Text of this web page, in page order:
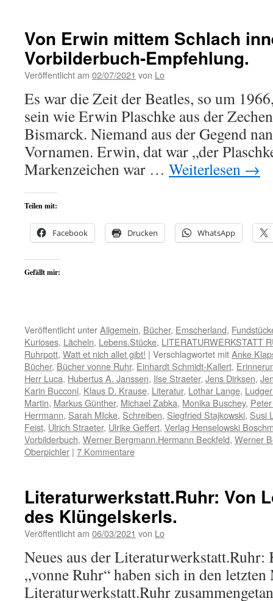
Von Erwin mittem Schlach
Vorbilderbuch-Empfehlung.
Veröffentlicht am 02/07/2021 von Lo
Es war die Zeit der Beatles, so um
sein wie Erwin Plaschke aus der
Bismarck. Niemand aus der Gegend
Vornamen. Erwin, dat war „der
Markenzeichen war … Weiterlesen →
Teilen mit:
Facebook Drucken WhatsApp
Gefällt mir:
Veröffentlicht unterAllgemein, Bücher, Emscherland,
Kurioses, Lächeln, Lebens.Stücke, LITERATURWERKSTATT
Ruhrpott, Watt et nich allet gibt! | Verschlagwortet mitAnke
Bücher, Bücher vonne Ruhr, Einhardt Schmidt-Kallert,
Herr Luca, Hubertus A. Janssen, Ilse Straeter, Jens Dirksen,
Karin Bucconi, Klaus D. Krause, Literatur, Lothar Lange,
Martin, Markus Günther, Michael Zabka, Monika Buschey,
Herrmann, Sarah MIcke, Schreiben, Siegfried Stajkowski, Susi
Feist, Ulrich Straeter, Ulrike Geffert, Verlag Henselowski
Vorbilderbuch, Werner Bergmann.Hermann Beckfeld, Werner
Oberpichler | 7 Kommentare
Literaturwerkstatt.Ruhr: Von
des Klüngelskerls.
Veröffentlicht am 06/03/2021 von Lo
Neues aus der Literaturwerkstatt.Ruhr:
„vonne Ruhr“ haben sich in den
Literaturwerkstatt.Ruhr